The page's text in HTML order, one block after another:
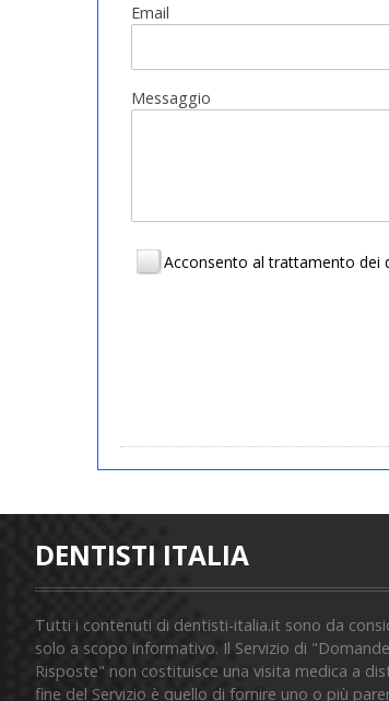
Email
Messaggio
Acconsento al trattamento dei
DENTISTI ITALIA
Tutti i contenuti di dentisti-italia.it sono da
solo a scopo informativo. Il Servizio di
Risposte" non costituisce una visita medica a
fine del Servizio è quello di fornire uno o più